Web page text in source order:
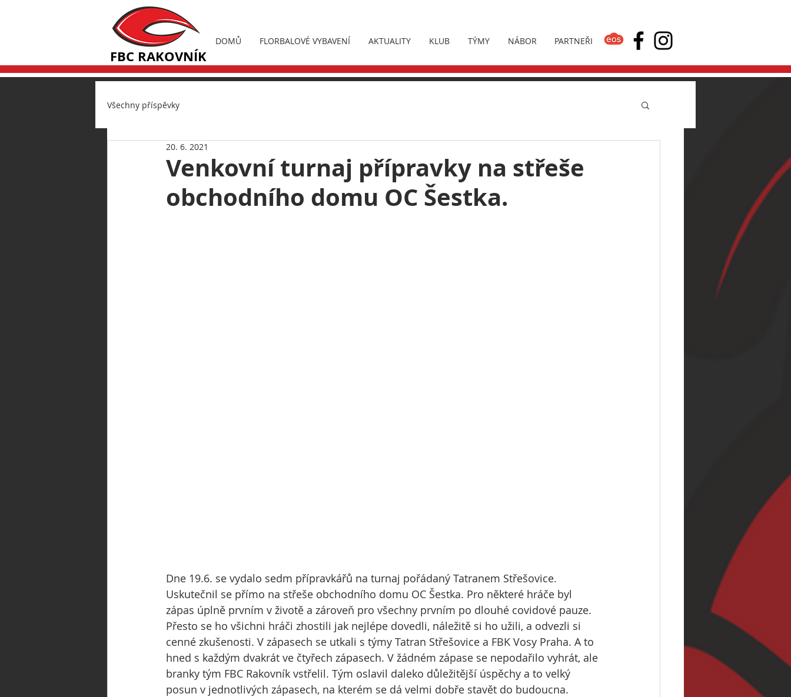
DOMŮ FLORBALOVÉ VYBAVENÍ AKTUALITY KLUB TÝMY NÁBOR PARTNEŘI
FBC RAKOVNÍK
Všechny příspěvky
Venkovní turnaj přípravky na střeše
obchodního domu OC Šestka.
20. 6. 2021
Dne 19.6. se vydalo sedm přípravkářů na turnaj pořádaný Tatranem Střešovice.
Uskutečnil se přímo na střeše obchodního domu OC Šestka. Pro některé hráče byl
zápas úplně prvním v životě a zároveň pro všechny prvním po dlouhé covidové pauze.
Přesto se ho všichni hráči zhostili jak nejlépe dovedli, náležitě si ho užili, a odvezli si
cenné zkušenosti. V zápasech se utkali s týmy Tatran Střešovice a FBK Vosy Praha. A to
hned s každým dvakrát ve čtyřech zápasech. V žádném zápase se nepodařilo vyhrát, ale
branky tým FBC Rakovník vstřelil. Tým oslavil daleko důležitější úspěchy a to velký
posun v jednotlivých zápasech, na kterém se dá velmi dobře stavět do budoucna.